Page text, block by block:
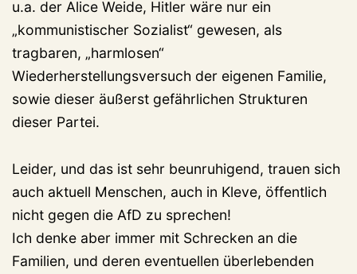
u.a. der Alice Weide, Hitler wäre nur ein
„kommunistischer Sozialist“ gewesen, als
tragbaren, „harmlosen“
Wiederherstellungsversuch der eigenen Familie,
sowie dieser äußerst gefährlichen Strukturen
dieser Partei.
Leider, und das ist sehr beunruhigend, trauen sich
auch aktuell Menschen, auch in Kleve, öffentlich
nicht gegen die AfD zu sprechen!
Ich denke aber immer mit Schrecken an die
Familien, und deren eventuellen überlebenden